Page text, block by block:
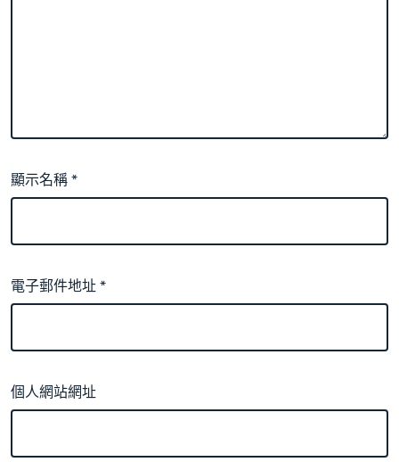
顯示名稱*
電子郵件地址*
個人網站網址